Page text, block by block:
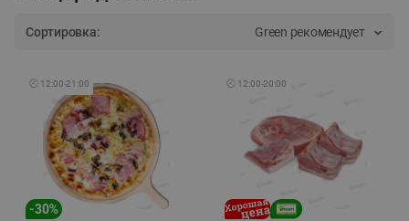
Сортировка: Green рекомендует
🕘 12:00-21:00
-30%
🕘 12:00-20:00